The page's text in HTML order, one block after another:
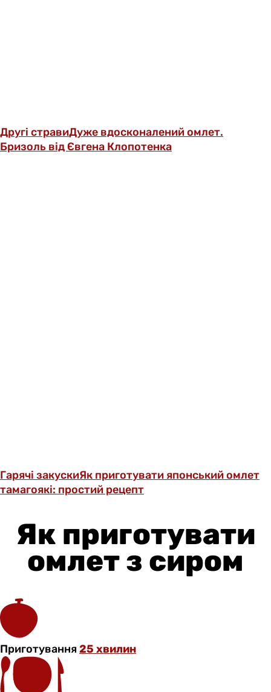
Другі стравиДуже вдосконалений омлет.
Бризоль від Євгена Клопотенка
Гарячі закускиЯк приготувати японський омлет
тамагоякі: простий рецепт
Як приготувати
омлет з сиром
Приготування25 хвилин